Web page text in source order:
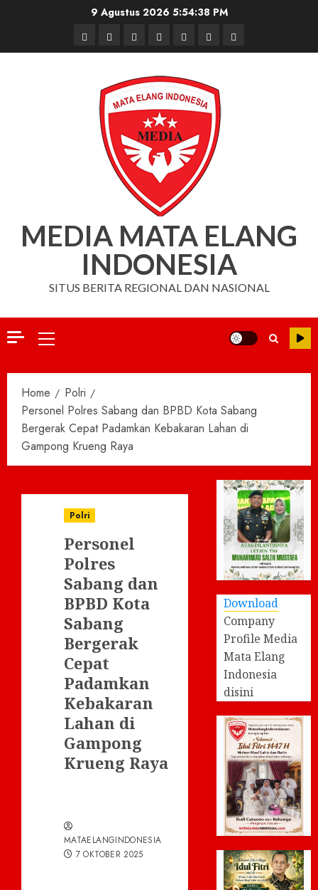
9 Agustus 2026 5:54:38 PM
BerandaNasionalDaerahHukum
dan
Kriminal
Pendidikan
Box
Redaksi
Iklan
MEDIA MATA ELANG
INDONESIA
SITUS BERITA REGIONAL DAN NASIONAL
Primary
Home
Polri
Personel Polres Sabang dan BPBD Kota Sabang
Bergerak Cepat Padamkan Kebakaran Lahan di
Gampong Krueng Raya
Polri
Personel
Polres
Sabang dan
BPBD Kota
Sabang
Bergerak
Cepat
Padamkan
Kebakaran
Lahan di
Gampong
Krueng Raya
MATAELANGINDONESIA
7 OKTOBER 2025
Download
Company
Profile Media
Mata Elang
Indonesia
disini